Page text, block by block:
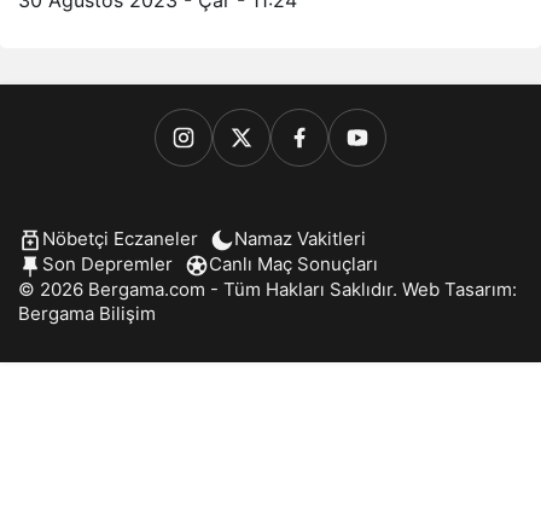
Nöbetçi Eczaneler
Namaz Vakitleri
Son Depremler
Canlı Maç Sonuçları
© 2026 Bergama.com - Tüm Hakları Saklıdır. Web Tasarım:
Bergama Bilişim